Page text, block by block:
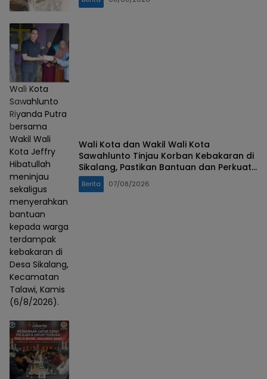
Wali Kota
Sawahlunto
Riyanda Putra
bersama
Wakil Wali
Kota Jeffry
Hibatullah
meninjau
sekaligus
menyerahkan
bantuan
kepada warga
terdampak
kebakaran di
Desa Sikalang,
Kecamatan
Talawi, Kamis
(6/8/2026).
Wali Kota dan Wakil Wali Kota
Sawahlunto Tinjau Korban Kebakaran di
Sikalang, Pastikan Bantuan dan Perkuat
Mitigasi Bencana
Berita 07/08/2026